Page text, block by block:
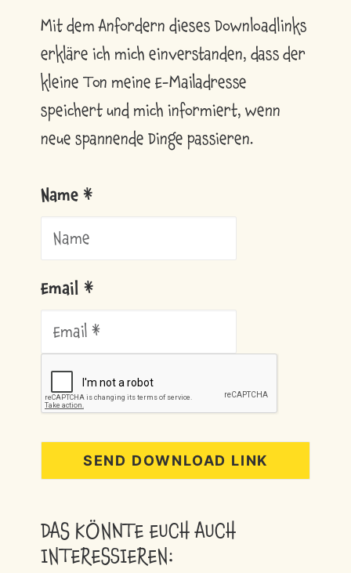
Mit dem Anfordern dieses Downloadlinks
erkläre ich mich einverstanden, dass der
kleine Ton meine E-Mailadresse
speichert und mich informiert, wenn
neue spannende Dinge passieren.
Name *
Email *
DAS KÖNNTE EUCH AUCH
INTERESSIEREN: